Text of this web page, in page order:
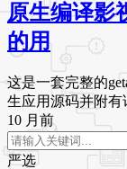
原生编译影
的用
这是一套完整的
生应用源码并附有
10 月前
严选